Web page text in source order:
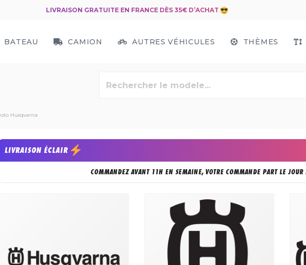
LIVRAISON GRATUITE EN FRANCE DÈS 35€ D’ACHAT
BATEAU CAMION AUTRES VÉHICULES THÈMES
Husqvarna
LIVRAISON ÉCLAIR
COMMANDEZ AVANT 11H EN SEMAINE, VOTRE COMMANDE PART LE